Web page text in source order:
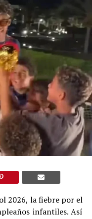
2026, la fiebre por el
infantiles. Así